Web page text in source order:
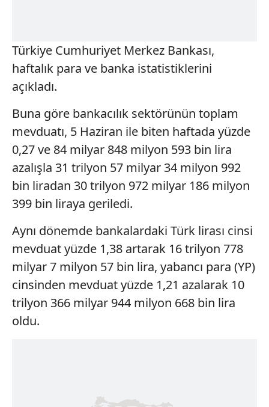
Türkiye Cumhuriyet Merkez Bankası,
haftalık para ve banka istatistiklerini
açıkladı.
Buna göre bankacılık sektörünün toplam
mevduatı, 5 Haziran ile biten haftada yüzde
0,27 ve 84 milyar 848 milyon 593 bin lira
azalışla 31 trilyon 57 milyar 34 milyon 992
bin liradan 30 trilyon 972 milyar 186 milyon
399 bin liraya geriledi.
Aynı dönemde bankalardaki Türk lirası cinsi
mevduat yüzde 1,38 artarak 16 trilyon 778
milyar 7 milyon 57 bin lira, yabancı para (YP)
cinsinden mevduat yüzde 1,21 azalarak 10
trilyon 366 milyar 944 milyon 668 bin lira
oldu.